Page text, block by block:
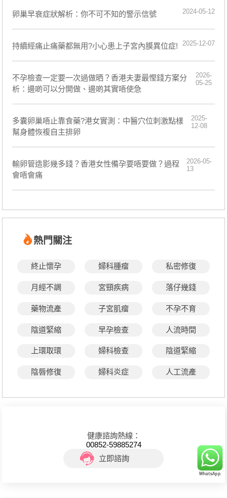
卵巢早衰症狀解析：你不可不知的警示信號 2024-05-12
持續經痛止痛藥都無用?小心患上子宮內膜異位症! 2025-12-07
不孕檢查一定要一次過做晒？香港夫妻最慳錢方案分
析：邊啲可以分開做、邊啲其實唔使急
2026-
05-25
多囊卵巢唔止靠食藥?港女實測：中醫穴位刺激點樣
幫身體恢複自主排卵
2025-
12-08
輸卵管造影幾多錢？香港女性備孕要唔要做？過程
會唔會痛
2026-05-
13
熱門關注
終止懷孕 婦科腫瘤 私密修復
月經不調 宮頸疾病 落仔幾錢
藥物流產 子宮肌瘤 不孕不育
陰道緊縮 早孕檢查 人流時間
上環取環 婦科檢查 陰道緊縮
陰唇修復 婦科炎症 人工流產
健康諮詢熱線：
00852-59885274
立即諮詢